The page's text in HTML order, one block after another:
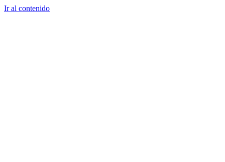
Ir al contenido